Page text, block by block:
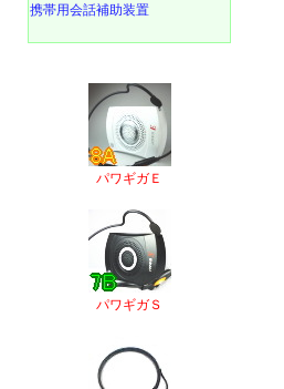
携帯用会話補助装置
パワギガＥ
パワギガＳ